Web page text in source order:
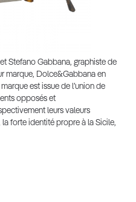
Stefano Gabbana, graphiste de
marque, Dolce&Gabbana en
marque est issue de l’union de
opposés et
leurs valeurs
forte identité propre à la Sicile,